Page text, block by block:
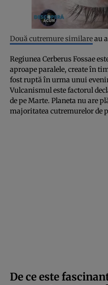
Două cutremure similareau
Regiunea Cerberus Fossae
aproape paralele, create în
fost ruptă în urma unui
Vulcanismul este factorul
de pe Marte. Planeta nu are
majoritatea cutremurelor de
De ce este